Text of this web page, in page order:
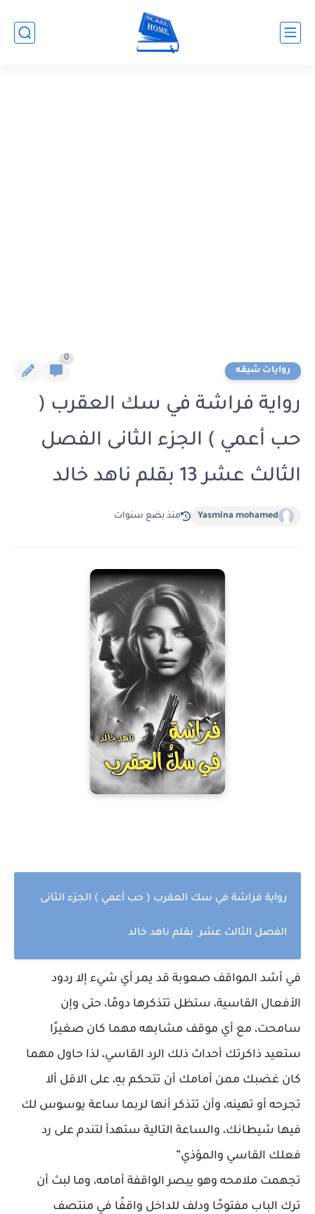
روايات شيقه
0
رواية فراشة في سك العقرب (
حب أعمي ) الجزء الثانى الفصل
الثالث عشر 13 بقلم ناهد خالد
Yasmina mohamed منذ بضع سنوات
رواية فراشة في سك العقرب ( حب أعمي ) الجزء الثانى
الفصل الثالث عشر بقلم ناهد خالد
في أشد المواقف صعوبة قد يمر أي شيء إلا ردود
الأفعال القاسية، ستظل تتذكرها دومًا، حتى وإن
سامحت، مع أي موقف مشابهه مهما كان صغيرًا
ستعيد ذاكرتك أحداث ذلك الرد القاسي، لذا حاول مهما
كان غضبك ممن أمامك أن تتحكم بهِ، على الاقل ألا
تجرحه أو تهينه، وأن تتذكر أنها لربما ساعة يوسوس لك
فيها شيطانك، والساعة التالية ستهدأ لتندم على رد
فعلك القاسي والمؤذي”
تجهمت ملامحه وهو يبصر الواقفة أمامه، وما لبث أن
ترك الباب مفتوحًا ودلف للداخل واقفًا في منتصف